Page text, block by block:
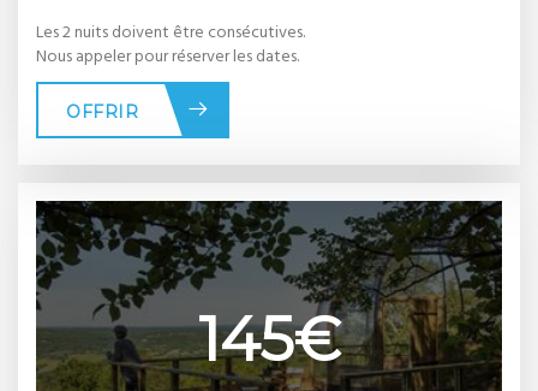
Les 2 nuits doivent être consécutives.
Nous appeler pour réserver les dates.
OFFRIR
145€